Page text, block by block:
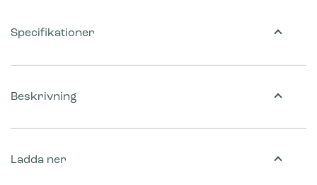
Beskrivning
Ladda ner
Specifikationer